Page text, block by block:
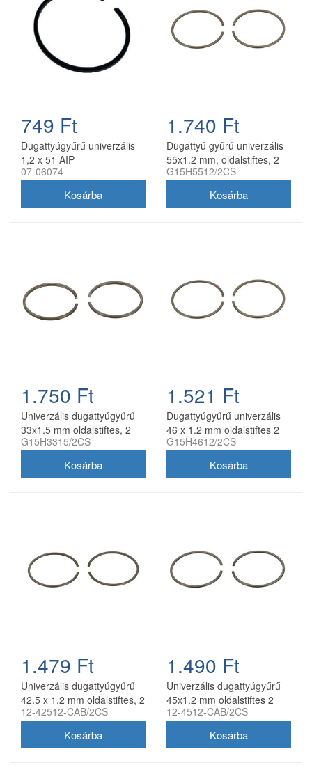
749 Ft
Dugattyúgyűrű univerzális
1,2 x 51 AIP
07-06074
1.740 Ft
Dugattyú gyűrű univerzális
55x1.2 mm, oldalstiftes, 2
db/csomag utángyártott
G15H5512/2CS
1.750 Ft
Univerzális dugattyúgyűrű
33x1.5 mm oldalstiftes, 2
db/csomag, utángyártott
G15H3315/2CS
1.521 Ft
Dugattyúgyűrű univerzális
46 x 1.2 mm oldalstiftes 2
db/csomag utángyártott
G15H4612/2CS
1.479 Ft
Univerzális dugattyúgyűrű
42.5 x 1.2 mm oldalstiftes, 2
db/csomag, utángyártott
12-42512-CAB/2CS
1.490 Ft
Univerzális dugattyúgyűrű
45x1.2 mm oldalstiftes 2
db/csomag utángyártott
12-4512-CAB/2CS